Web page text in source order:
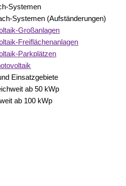
Systemen
Systemen (Aufständerungen)
Großanlagen
Freiflächenanlagen
Parkplätzen
Einsatzgebiete
ab 50 kWp
ab 100 kWp